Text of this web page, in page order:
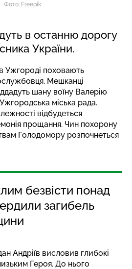
Фото: Freepik
в останню дорогу
України.
Ужгороді поховають
Мешканці
шану воїну Валерію
Ужгородська міська рада.
відбудеться
прощання. Чин похорону
Голодомору розпочнеться
безвісти понад
загибель
Андріїв висловив глибокі
Героя. До нього